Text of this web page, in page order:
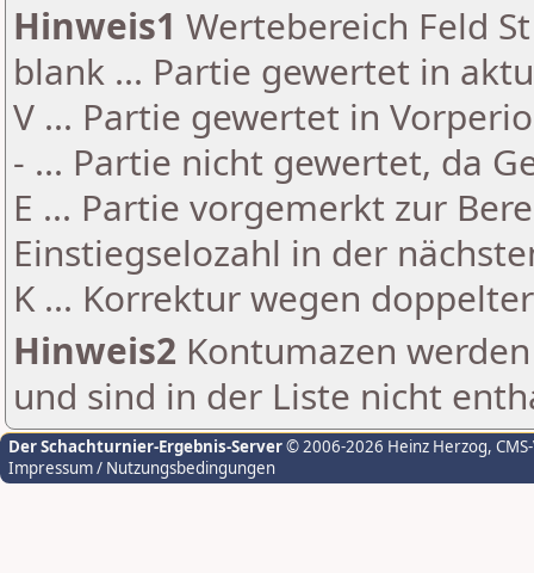
Hinweis1 Wertebereich Feld
blank ... Partie gewertet in
V ... Partie gewertet in
- ... Partie nicht gewertet, da
E ... Partie vorgemerkt zur
Einstiegselozahl in der
K ... Korrektur wegen
Hinweis2 Kontumazen
und sind in der Liste nicht
Der Schachturnier-Ergebnis-Server© 2006-2026 Heinz Herzog,
Impressum / Nutzungsbedingungen